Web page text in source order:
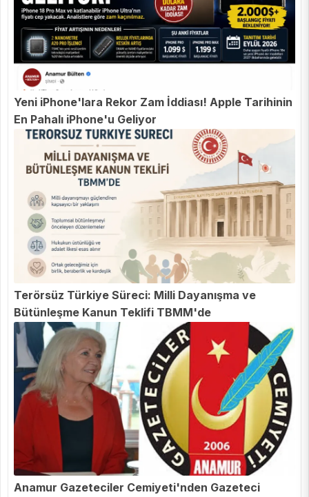
Yeni iPhone'lara Rekor Zam İddiası! Apple Tarihinin
En Pahalı iPhone'u Geliyor
Terörsüz Türkiye Süreci: Milli Dayanışma ve
Bütünleşme Kanun Teklifi TBMM'de
Anamur Gazeteciler Cemiyeti'nden Gazeteci